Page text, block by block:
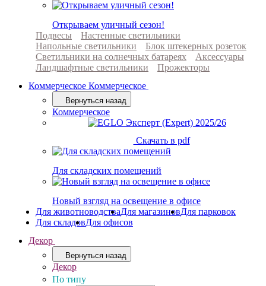
Открываем уличный сезон!
Подвесы
Настенные светильники
Напольные светильники
Блок штекерных розеток
Светильники на солнечных батареях
Аксессуары
Ландшафтные светильники
Прожекторы
Коммерческое Коммерческое
Вернуться назад
Коммерческое
Скачать в pdf
Для складских помещений
Новый взгляд на освещение в офисе
Для животноводстваДля магазиновДля парковок
Для складовДля офисов
Декор
Вернуться назад
Декор
По типу